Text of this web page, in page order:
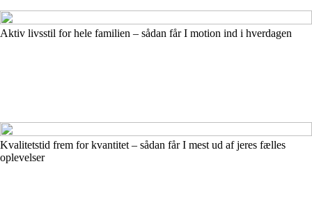
Aktiv livsstil for hele familien – sådan får I motion ind i hverdagen
Kvalitetstid frem for kvantitet – sådan får I mest ud af jeres fælles
oplevelser